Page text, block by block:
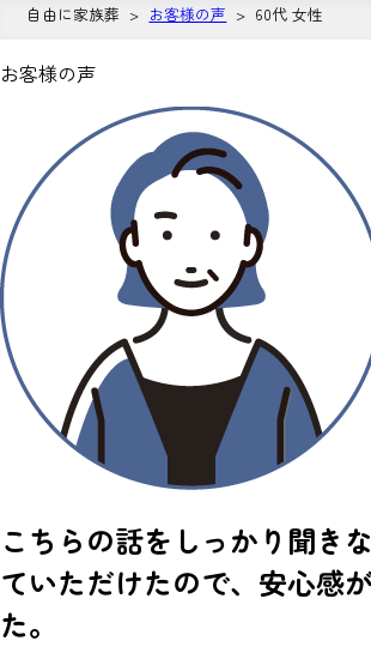
自由に家族葬 お客様の声 60代 女性
お客様の声
こちらの話をしっかり聞き
ていただけたので、安心感
た。